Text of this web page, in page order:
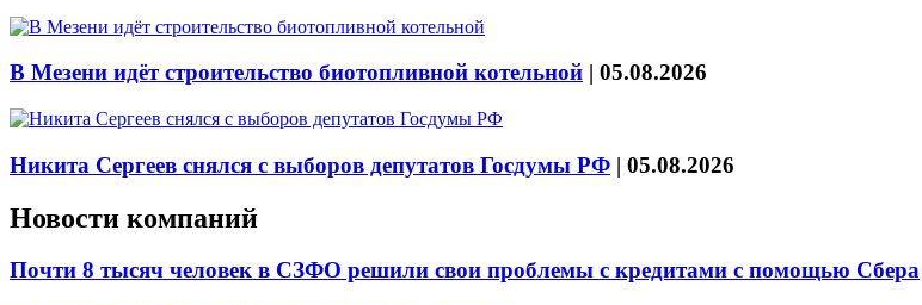
В Мезени идёт строительство биотопливной котельной | 05.08.2026
Никита Сергеев снялся с выборов депутатов Госдумы РФ | 05.08.2026
Новости компаний
Почти 8 тысяч человек в СЗФО решили свои проблемы с кредитами с помощью Сбера